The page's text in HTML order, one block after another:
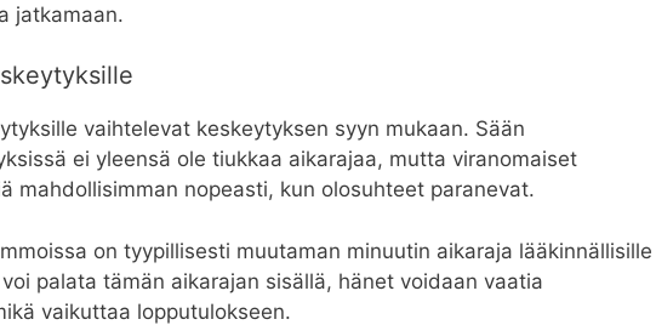
jatkamaan.
vaihtelevat keskeytyksen syyn mukaan. Sään
ei yleensä ole tiukkaa aikarajaa, mutta viranomaiset
mahdollisimman nopeasti, kun olosuhteet paranevat.
on tyypillisesti muutaman minuutin aikaraja lääkinnällisille
palata tämän aikarajan sisällä, hänet voidaan vaatia
vaikuttaa lopputulokseen.